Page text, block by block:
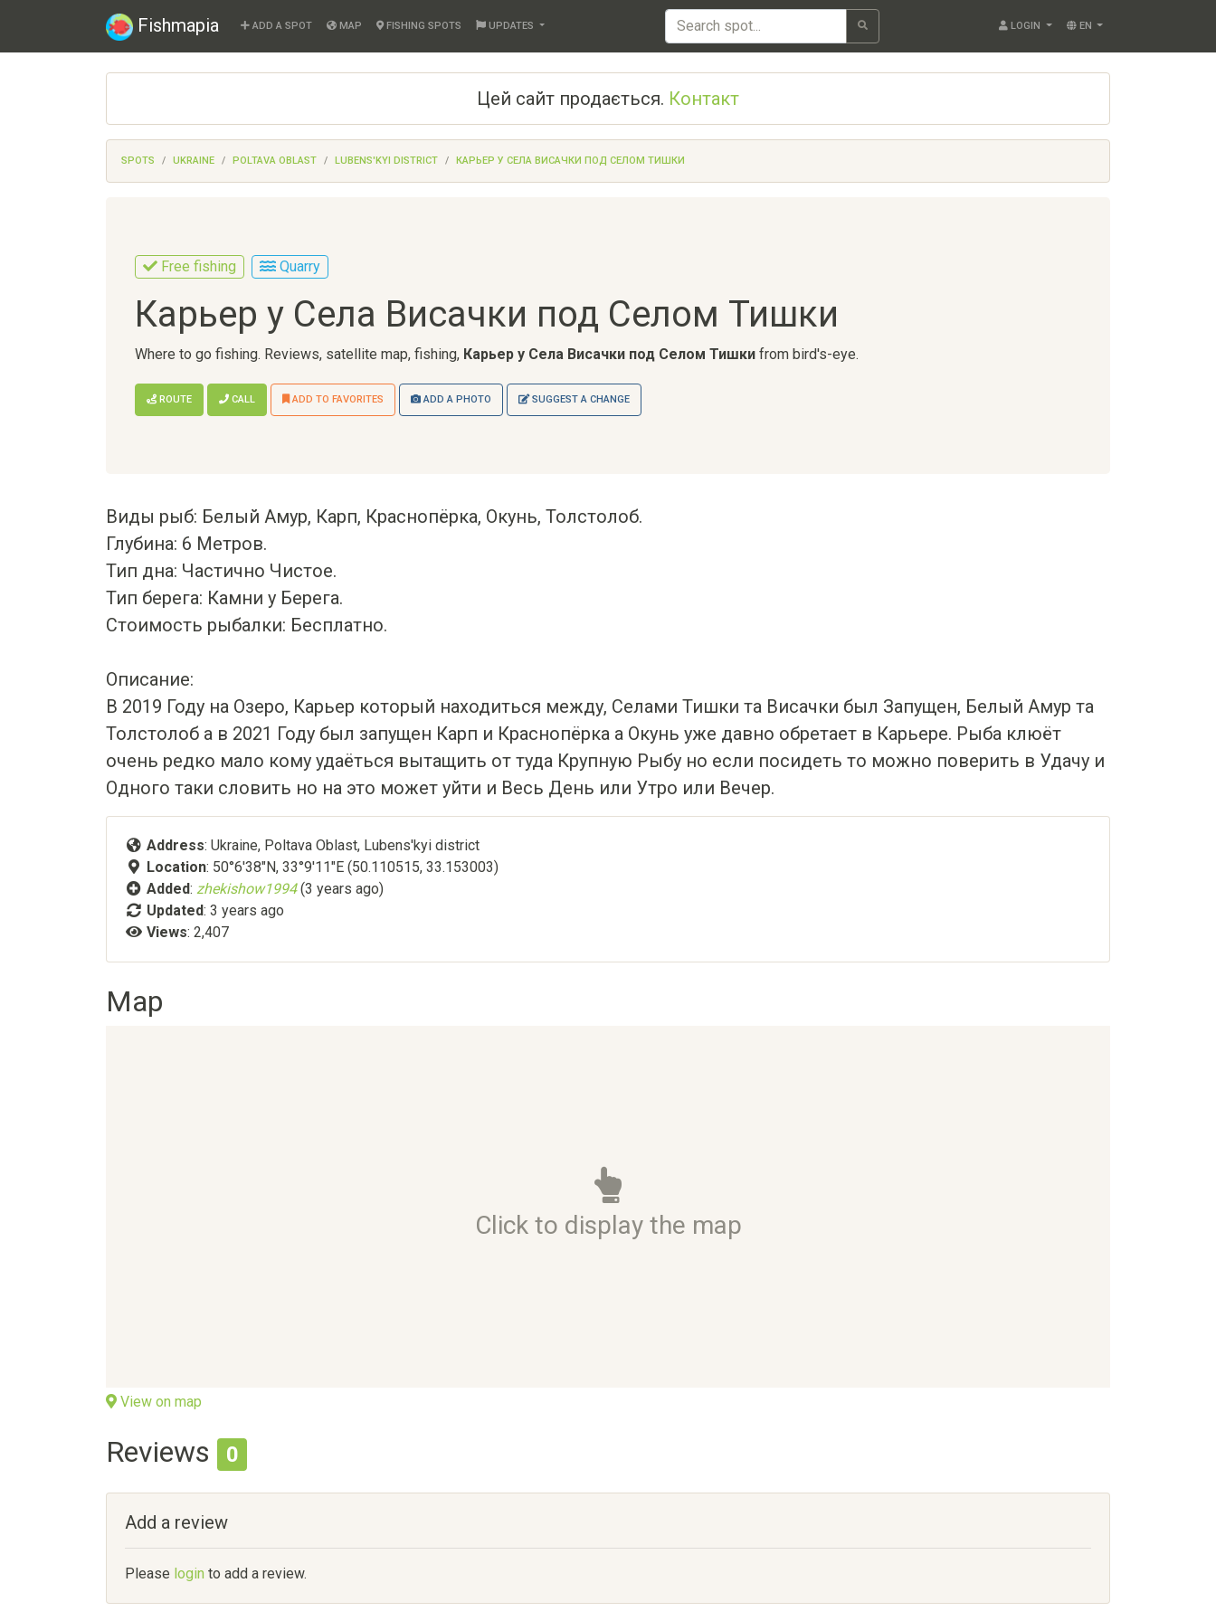
Fishmapia ADD A SPOT MAP FISHING SPOTS UPDATES LOGIN EN
Цей сайт продається. Контакт
SPOTS UKRAINE POLTAVA OBLAST LUBENS'KYI DISTRICT КАРЬЕР У СЕЛА ВИСАЧКИ ПОД СЕЛОМ ТИШКИ
Free fishing Quarry
Карьер у Села Висачки под Селом Тишки
Where to go fishing. Reviews, satellite map, fishing, Карьер у Села Висачки под Селом Тишки from bird's-eye.
ROUTE CALL ADD TO FAVORITES ADD A PHOTO SUGGEST A CHANGE
Виды рыб: Белый Амур, Карп, Краснопёрка, Окунь, Толстолоб.
Глубина: 6 Метров.
Тип дна: Частично Чистое.
Тип берега: Камни у Берега.
Стоимость рыбалки: Бесплатно.
Описание:
В 2019 Году на Озеро, Карьер который находиться между, Селами Тишки та Висачки был Запущен, Белый Амур та
Толстолоб а в 2021 Году был запущен Карп и Краснопёрка а Окунь уже давно обретает в Карьере. Рыба клюёт
очень редко мало кому удаёться вытащить от туда Крупную Рыбу но если посидеть то можно поверить в Удачу и
Одного таки словить но на это может уйти и Весь День или Утро или Вечер.
Address: Ukraine, Poltava Oblast, Lubens'kyi district
Location: 50°6'38"N, 33°9'11"E (50.110515, 33.153003)
Added: zhekishow1994 (3 years ago)
Updated: 3 years ago
Views: 2,407
Map
Click to display the map
View on map
Reviews 0
Add a review
Please login to add a review.